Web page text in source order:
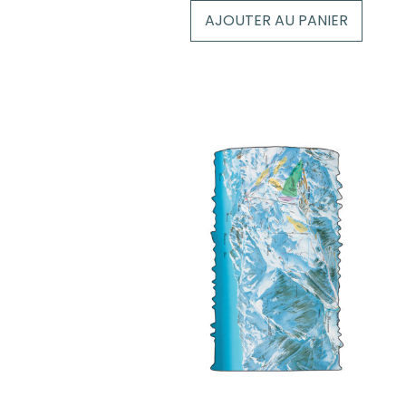
AJOUTER AU PANIER